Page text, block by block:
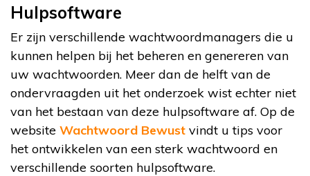
Hulpsoftware
Er zijn verschillende wachtwoordmanagers die u
kunnen helpen bij het beheren en genereren van
uw wachtwoorden. Meer dan de helft van de
ondervraagden uit het onderzoek wist echter niet
van het bestaan van deze hulpsoftware af. Op de
website Wachtwoord Bewust vindt u tips voor
het ontwikkelen van een sterk wachtwoord en
verschillende soorten hulpsoftware.